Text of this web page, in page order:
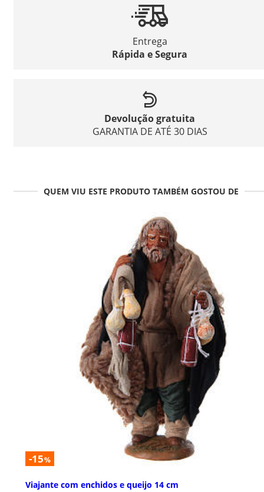
Entrega
Rápida e Segura
Devolução gratuita
GARANTIA DE ATÉ 30 DIAS
QUEM VIU ESTE PRODUTO TAMBÉM GOSTOU DE
-15%
Viajante com enchidos e queijo 14 cm